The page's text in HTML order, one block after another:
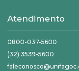
Atendimento
0800-037-5600
(32) 3539-5600